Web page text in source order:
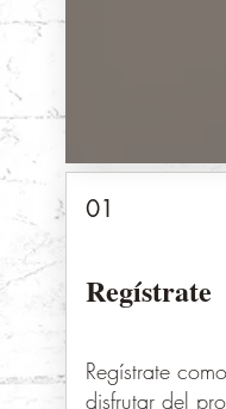
01
Regístrate
Regístrate
disfrutar del